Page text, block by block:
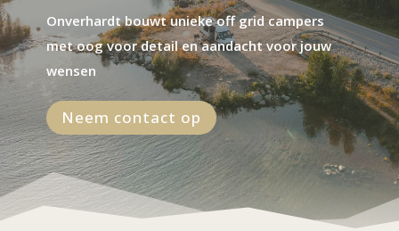
Onverhardt bouwt unieke off grid campers
met oog voor detail en aandacht voor jouw
wensen
Neem contact op